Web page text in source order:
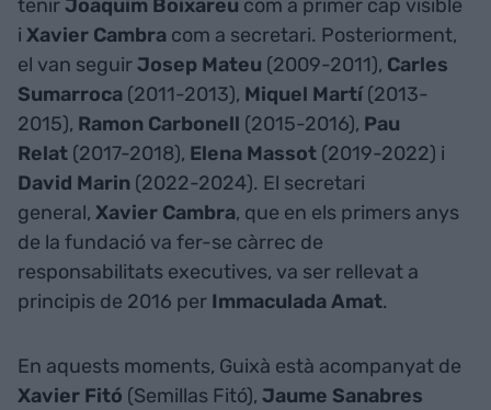
tenirJoaquim Boixareu com a primer cap visible
i Xavier Cambra com a secretari. Posteriorment,
el van seguirJosep Mateu (2009-2011), Carles
Sumarroca (2011-2013), Miquel Martí(2013-
2015), Ramon Carbonell (2015-2016), Pau
Relat (2017-2018), Elena Massot (2019-2022) i
David Marin (2022-2024). El secretari
general, Xavier Cambra, que en els primers anys
de la fundació va fer-se càrrec de
responsabilitats executives, va ser rellevat a
principis de 2016 per Immaculada Amat.
En aquests moments, Guixà està acompanyat de
Xavier Fitó (Semillas Fitó), Jaume Sanabres